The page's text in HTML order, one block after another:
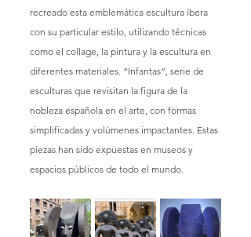
recreado esta emblemática escultura íbera
con su particular estilo, utilizando técnicas
como el collage, la pintura y la escultura en
diferentes materiales. “Infantas”, serie de
esculturas que revisitan la figura de la
nobleza española en el arte, con formas
simplificadas y volúmenes impactantes. Estas
piezas han sido expuestas en museos y
espacios públicos de todo el mundo.